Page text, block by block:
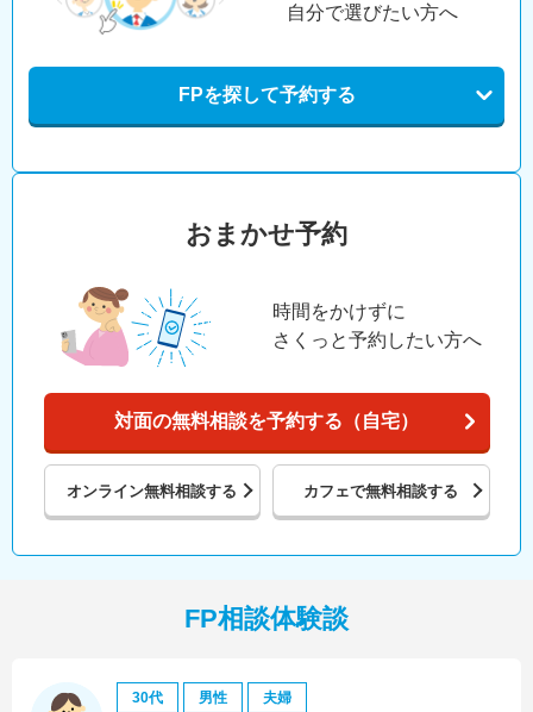
自分で選びたい方へ
FPを探して予約する
おまかせ予約
時間をかけずに
さくっと予約したい方へ
対面の無料相談を予約する（自宅）
オンライン無料相談する カフェで無料相談する
FP相談体験談
30代 男性 夫婦